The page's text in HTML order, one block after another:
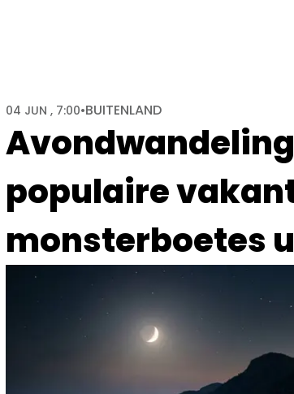
populaire
monsterboetes
04 JUN , 7:00•BUITENLAND